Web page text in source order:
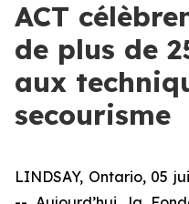
ACT
de plus de
aux
secourisme
LINDSAY, Ontario, 05